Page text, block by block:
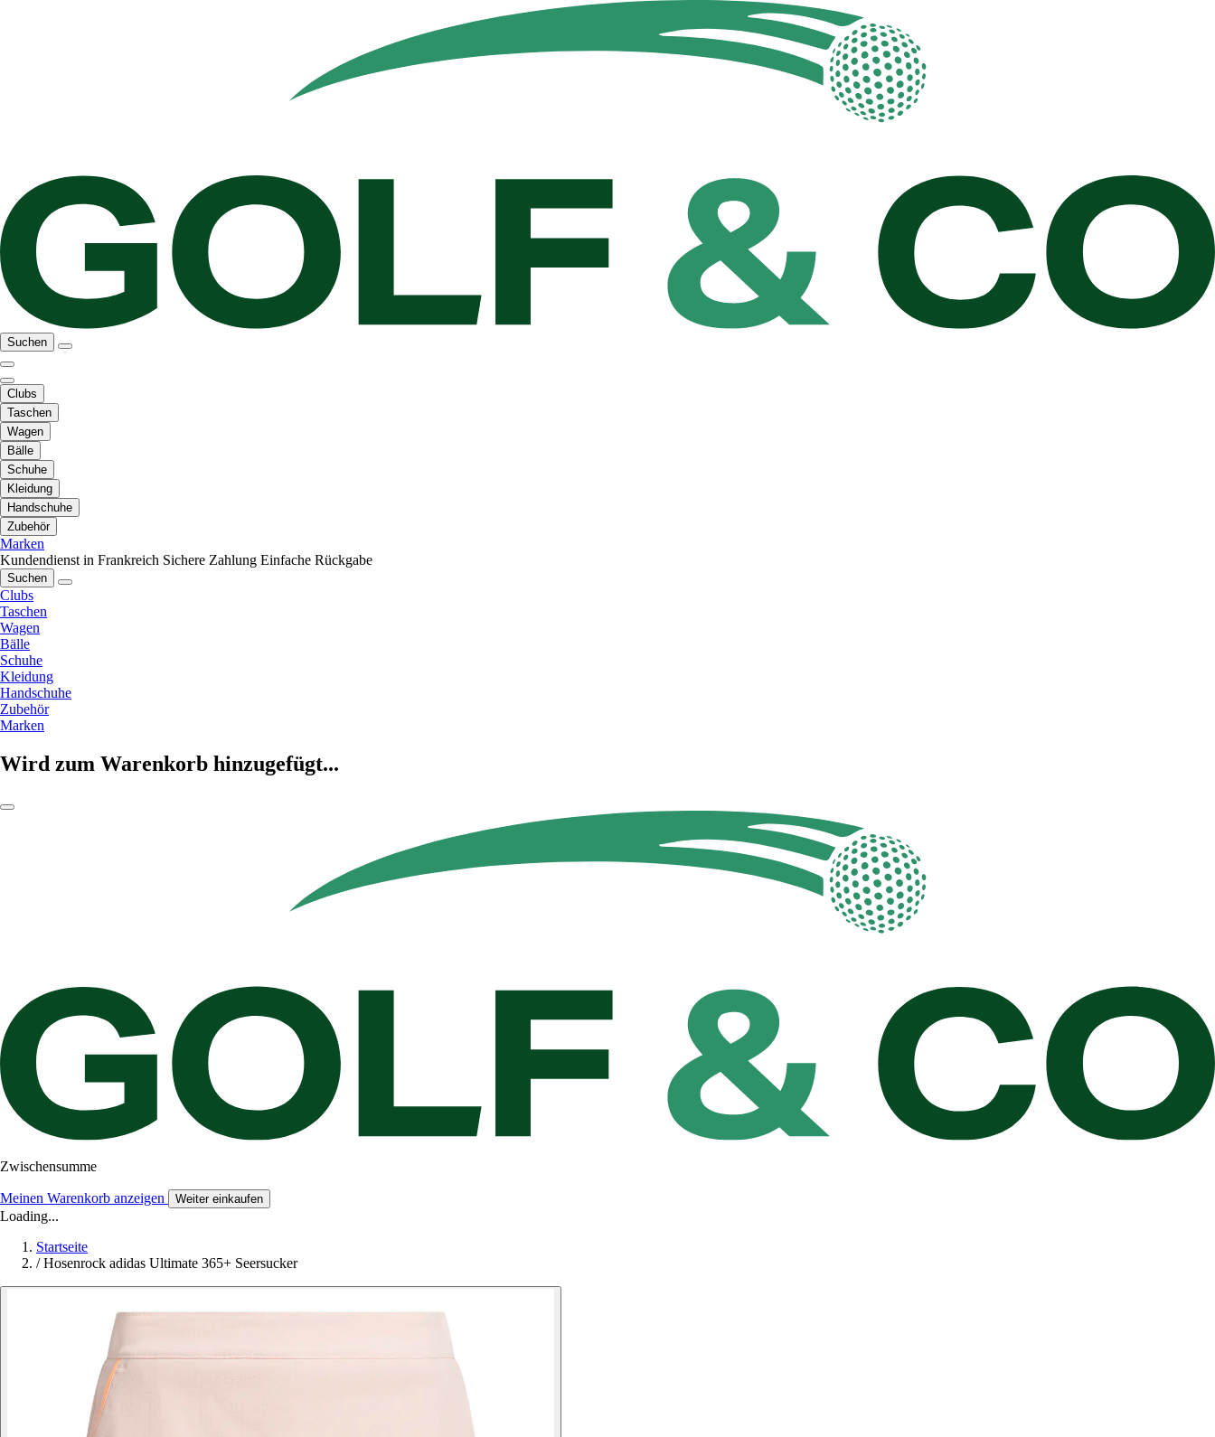
Suchen
Clubs
Taschen
Wagen
Bälle
Schuhe
Kleidung
Handschuhe
Zubehör
Marken
Kundendienst in Frankreich Sichere Zahlung Einfache Rückgabe
Suchen
Clubs
Taschen
Wagen
Bälle
Schuhe
Kleidung
Handschuhe
Zubehör
Marken
Wird zum Warenkorb hinzugefügt...
Zwischensumme
Meinen Warenkorb anzeigen Weiter einkaufen
Loading...
Startseite
/ Hosenrock adidas Ultimate 365+ Seersucker